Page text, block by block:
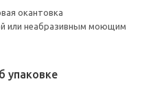
окантовка
или неабразивным моющим
упаковке